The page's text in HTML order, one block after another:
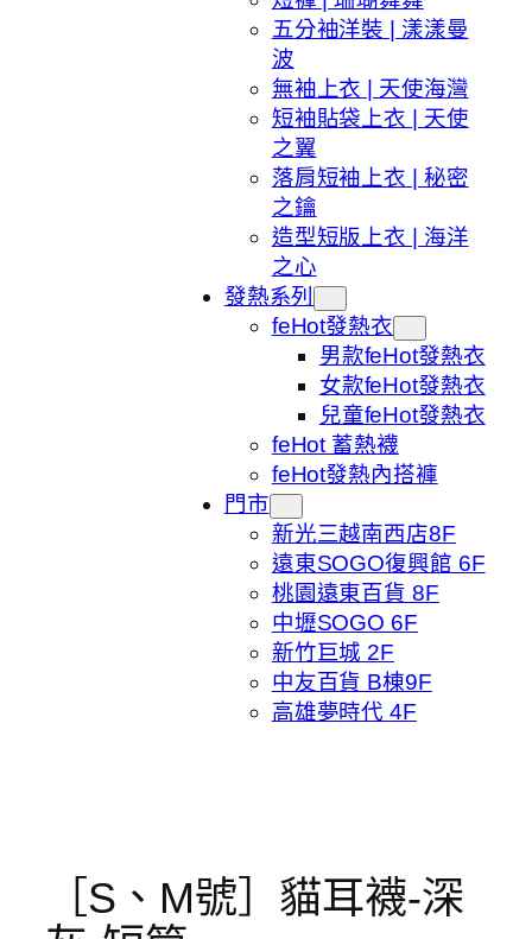
五分袖洋裝 | 漾漾曼
波
無袖上衣 | 天使海灣
短袖貼袋上衣 | 天使
之翼
落肩短袖上衣 | 秘密
之鑰
造型短版上衣 | 海洋
之心
發熱系列
feHot發熱衣
男款feHot發熱衣
女款feHot發熱衣
兒童feHot發熱衣
feHot 蓄熱襪
feHot發熱內搭褲
門市
新光三越南西店8F
遠東SOGO復興館 6F
桃園遠東百貨 8F
中壢SOGO 6F
新竹巨城 2F
中友百貨 B棟9F
高雄夢時代 4F
［S、M號］貓耳襪-深